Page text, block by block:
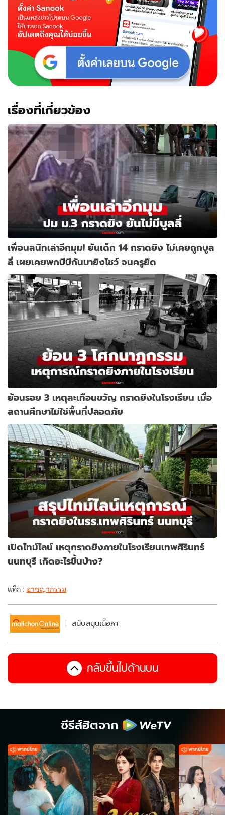
เรื่องที่เกี่ยวข้อง
เพื่อนสนิทเล่าอีกมุม! ยันเด็ก 14 กราดยิง ไม่เคยถูกบูล
ลี่ เผยเคยพกบีบีกันมายิงโชว์ จนครูยึด
ย้อนรอย 3 เหตุสะเทือนขวัญ กราดยิงในโรงเรียน เมื่อ
สถานศึกษาไม่ใช่พื้นที่ปลอดภัย
เปิดไทม์ไลน์ เหตุกราดยิงภายในโรงเรียนเทพศิรินทร์
นนทบุรี เกิดอะไรขึ้นบ้าง?
แท็ก : อาชญากรรม
สนับสนุนเนื้อหา
กลับขึ้นไปด้านบน
ซีรีส์ฮิตจาก